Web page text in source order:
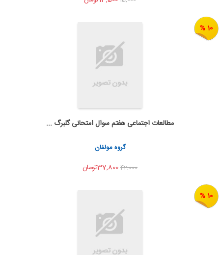
10 %
به من اطلاع بده
اشتراک گذاری
مطالعات اجتماعی هفتم سوال امتحانی گلبرگ ...
گروه مولفان
42,000
10 %